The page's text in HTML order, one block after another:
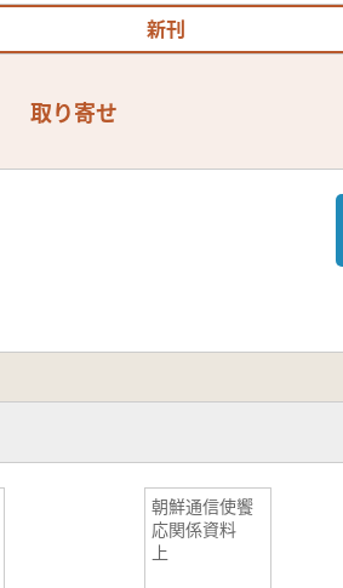
新刊
取り寄せ
朝鮮通信使饗
応関係資料
上